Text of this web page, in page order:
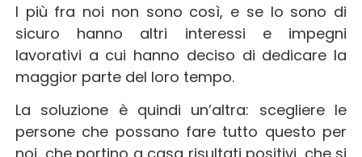
I più fra noi non sono così, e se lo sono di
sicuro hanno altri interessi e impegni
lavorativi a cui hanno deciso di dedicare la
maggior parte del loro tempo.
La soluzione è quindi un’altra: scegliere le
persone che possano fare tutto questo per